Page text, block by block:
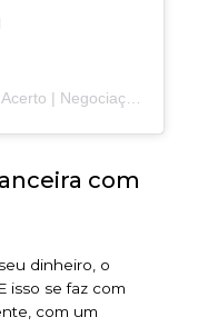
com
dinheiro, o
isso se faz com
com um